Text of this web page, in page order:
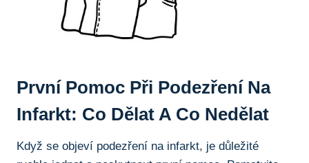
První Pomoc Při Podezření Na
Infarkt: ‌co⁤ Dělat ⁣a Co Nedělat
Když⁢ se⁢ objeví podezření‌ na infarkt, je důležité